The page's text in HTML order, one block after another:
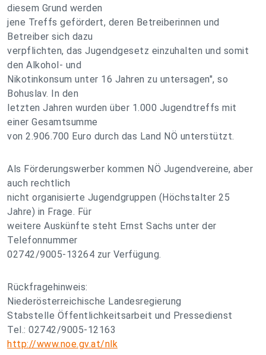
diesem Grund werden
jene Treffs gefördert, deren Betreiberinnen und
Betreiber sich dazu
verpflichten, das Jugendgesetz einzuhalten und somit
den Alkohol- und
Nikotinkonsum unter 16 Jahren zu untersagen", so
Bohuslav. In den
letzten Jahren wurden über 1.000 Jugendtreffs mit
einer Gesamtsumme
von 2.906.700 Euro durch das Land NÖ unterstützt.
Als Förderungswerber kommen NÖ Jugendvereine, aber
auch rechtlich
nicht organisierte Jugendgruppen (Höchstalter 25
Jahre) in Frage. Für
weitere Auskünfte steht Ernst Sachs unter der
Telefonnummer
02742/9005-13264 zur Verfügung.
Rückfragehinweis:
Niederösterreichische Landesregierung
Stabstelle Öffentlichkeitsarbeit und Pressedienst
Tel.: 02742/9005-12163
http://www.noe.gv.at/nlk